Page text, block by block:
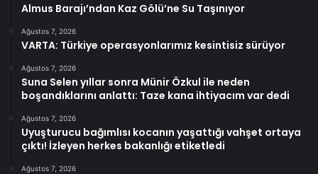
Almus Barajı’ndan Kaz Gölü’ne Su Taşınıyor
Ağustos 7, 2026
VARTA: Türkiye operasyonlarımız kesintisiz sürüyor
Ağustos 7, 2026
Suna Selen yıllar sonra Münir Özkul ile neden
boşandıklarını anlattı: Taze kana ihtiyacım var dedi
Ağustos 7, 2026
Uyuşturucu bağımlısı kocanın yaşattığı vahşet ortaya
çıktı! İzleyen herkes bakanlığı etiketledi
Ağustos 7, 2026